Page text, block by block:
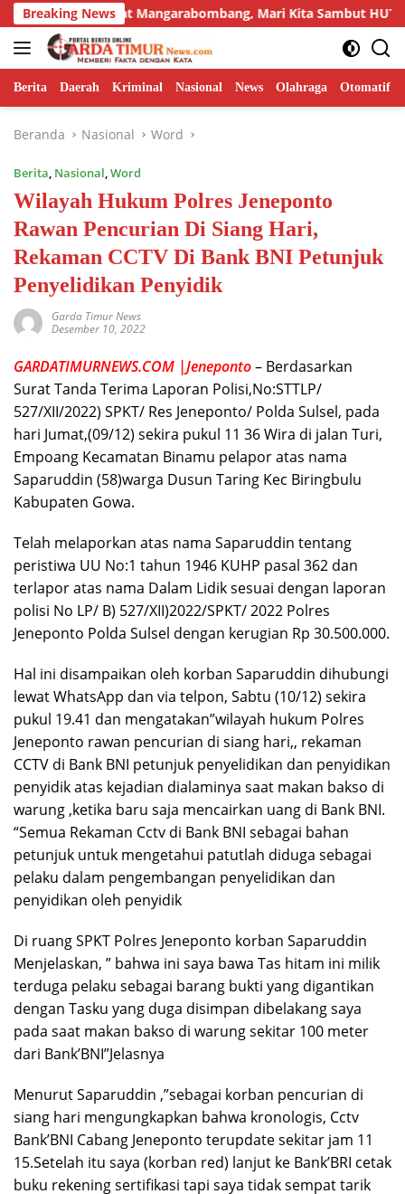
Langsung
ke
konten
Breaking News
Camat Mangarabombang, Mari Kita Sambut HUT ke-81 RI
Berita Daerah Kriminal Nasional News Olahraga Otomatif
Beranda Nasional Word
Berita, Nasional,Word
Wilayah Hukum Polres Jeneponto
Rawan Pencurian Di Siang Hari,
Rekaman CCTV Di Bank BNI Petunjuk
Penyelidikan Penyidik
Garda Timur News
Desember 10, 2022
GARDATIMURNEWS.COM |Jeneponto– Berdasarkan
Surat Tanda Terima Laporan Polisi,No:STTLP/
527/XII/2022) SPKT/ Res Jeneponto/ Polda Sulsel, pada
hari Jumat,(09/12) sekira pukul 11 36 Wira di jalan Turi,
Empoang Kecamatan Binamu pelapor atas nama
Saparuddin (58)warga Dusun Taring Kec Biringbulu
Kabupaten Gowa.
Telah melaporkan atas nama Saparuddin tentang
peristiwa UU No:1 tahun 1946 KUHP pasal 362 dan
terlapor atas nama Dalam Lidik sesuai dengan laporan
polisi No LP/ B) 527/XII)2022/SPKT/ 2022 Polres
Jeneponto Polda Sulsel dengan kerugian Rp 30.500.000.
Hal ini disampaikan oleh korban Saparuddin dihubungi
lewat WhatsApp dan via telpon, Sabtu (10/12) sekira
pukul 19.41 dan mengatakan”wilayah hukum Polres
Jeneponto rawan pencurian di siang hari,, rekaman
CCTV di Bank BNI petunjuk penyelidikan dan penyidikan
penyidik atas kejadian dialaminya saat makan bakso di
warung ,ketika baru saja mencairkan uang di Bank BNI.
“Semua Rekaman Cctv di Bank BNI sebagai bahan
petunjuk untuk mengetahui patutlah diduga sebagai
pelaku dalam pengembangan penyelidikan dan
penyidikan oleh penyidik
Di ruang SPKT Polres Jeneponto korban Saparuddin
Menjelaskan, ” bahwa ini saya bawa Tas hitam ini milik
terduga pelaku sebagai barang bukti yang digantikan
dengan Tasku yang duga disimpan dibelakang saya
pada saat makan bakso di warung sekitar 100 meter
dari Bank’BNI”Jelasnya
Menurut Saparuddin ,”sebagai korban pencurian di
siang hari mengungkapkan bahwa kronologis, Cctv
Bank’BNI Cabang Jeneponto terupdate sekitar jam 11
15.Setelah itu saya (korban red) lanjut ke Bank’BRI cetak
buku rekening sertifikasi tapi saya tidak sempat tarik